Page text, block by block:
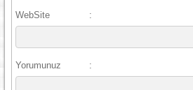
WebSite :
Yorumunuz :